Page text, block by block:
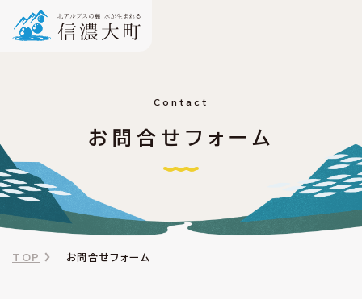
Contact
お問合せフォーム
TOP お問合せフォーム